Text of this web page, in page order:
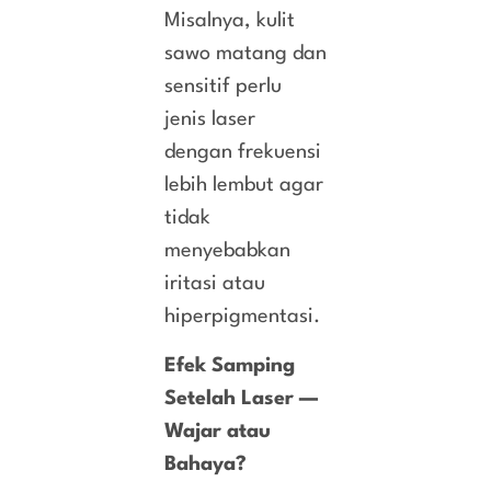
Misalnya, kulit
sawo matang dan
sensitif perlu
jenis laser
dengan frekuensi
lebih lembut agar
tidak
menyebabkan
iritasi atau
hiperpigmentasi.
Efek Samping
Setelah Laser —
Wajar atau
Bahaya?